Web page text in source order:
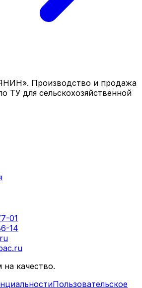
Производство и продажа
ТУ для сельскохозяйственной
01
14
качество.
Пользовательское